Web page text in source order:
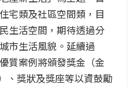
宅類及社區空間類，目
生活空間，期待透過分
市生活風貌。延續過
質案例將頒發獎金（金
、獎狀及獎座等以資鼓勵